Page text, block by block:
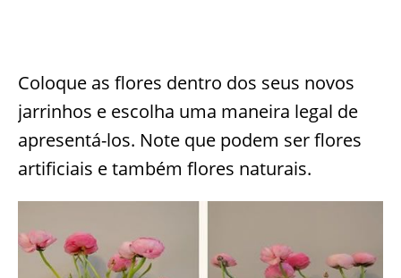
Coloque as flores dentro dos seus novos
jarrinhos e escolha uma maneira legal de
apresentá-los. Note que podem ser flores
artificiais e também flores naturais.